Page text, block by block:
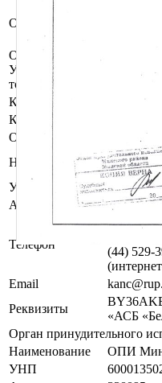
Обременения
Ипотека.
Осмотр объекта
Участник электронных
торгов осмотреть предмет
Контактное лицо
Контакты
Организатор/оператор
Наименование
УНП
Адрес
г. Минск,
Телефон
+375 (44)
торгов),
(44) 529-
Email
Реквизиты
«АСБ
Орган принудительного
Наименование
ОПИ
УНП